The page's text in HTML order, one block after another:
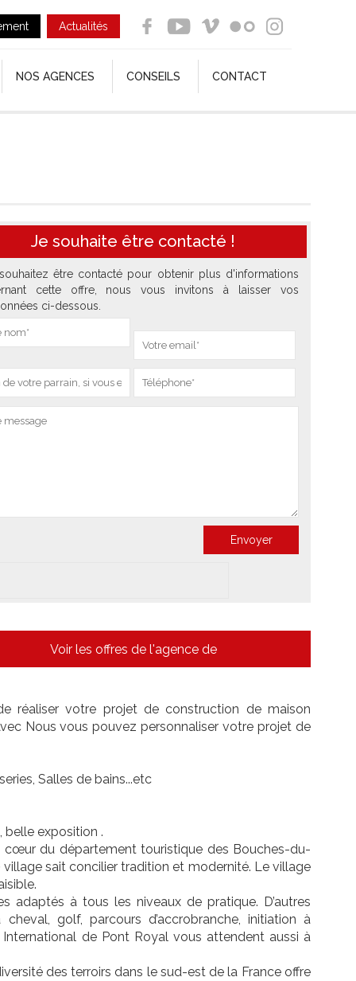
Actualités
NOS AGENCES CONSEILS CONTACT
Je souhaite être contacté !
être contacté pour obtenir plus d'informations
cette offre, nous vous invitons à laisser vos
ci-dessous.
Voir les offres de l'agence de
réaliser votre projet de construction de maison
Nous vous pouvez personnaliser votre projet de
Salles de bains...etc
belle exposition .
du département touristique des Bouches-du-
sait concilier tradition et modernité. Le village
adaptés à tous les niveaux de pratique. D’autres
golf, parcours d’accrobranche, initiation à
de Pont Royal vous attendent aussi à
des terroirs dans le sud-est de la France offre